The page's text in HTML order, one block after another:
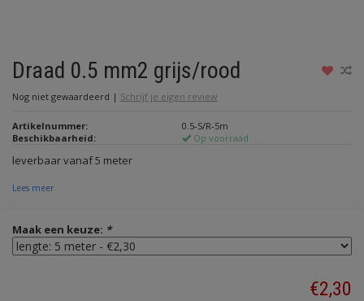
Draad 0.5 mm2 grijs/rood
Nog niet gewaardeerd | Schrijf je eigen review
Artikelnummer:
0.5-S/R-5m
Beschikbaarheid:
Op voorraad
leverbaar vanaf 5 meter
Lees meer
Maak een keuze: *
€2,30